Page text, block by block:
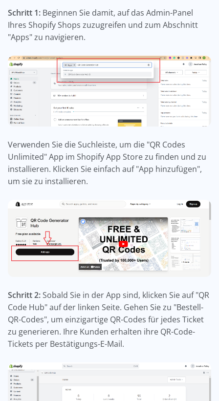
Schritt 1: Beginnen Sie damit, auf das Admin-Panel
Ihres Shopify Shops zuzugreifen und zum Abschnitt
"Apps" zu navigieren.
Verwenden Sie die Suchleiste, um die "QR Codes
Unlimited" App im Shopify App Store zu finden und zu
installieren. Klicken Sie einfach auf "App hinzufügen",
um sie zu installieren.
Schritt 2: Sobald Sie in der App sind, klicken Sie auf "QR
Code Hub" auf der linken Seite. Gehen Sie zu "Bestell-
QR-Codes", um einzigartige QR-Codes für jedes Ticket
zu generieren. Ihre Kunden erhalten ihre QR-Code-
Tickets per Bestätigungs-E-Mail.